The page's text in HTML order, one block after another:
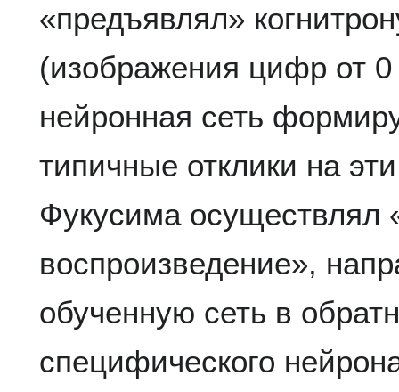
«предъявлял»
(изображения цифр от
нейронная сеть
типичные отклики на
Фукусима осуществлял
воспроизведение»,
обученную сеть в
специфического